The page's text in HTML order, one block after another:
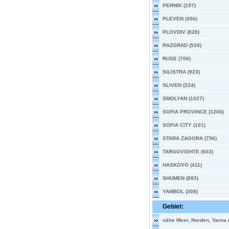
PERNIK (197)
PLEVEN (456)
PLOVDIV (828)
RAZGRAD (539)
RUSE (706)
SILISTRA (923)
SLIVEN (224)
SMOLYAN (1027)
SOFIA PROVINCE (1206)
SOFIA CITY (101)
STARA ZAGORA (756)
TARGOVISHTE (603)
HASKOVO (411)
SHUMEN (883)
YAMBOL (308)
Gebiet:
nähe Meer, Norden, Varna